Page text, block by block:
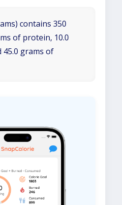
contains 350
of protein, 10.0
45.0 grams of